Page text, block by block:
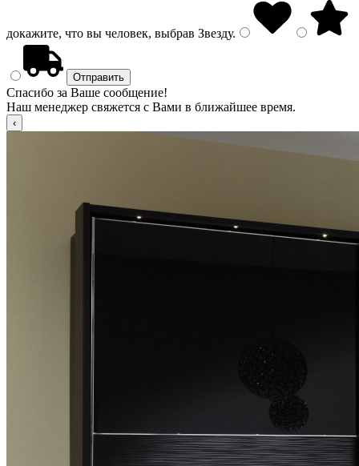
докажите, что вы человек, выбрав Звезду.
Спасибо за Ваше сообщение!
Наш менеджер свяжется с Вами в ближайшее время.